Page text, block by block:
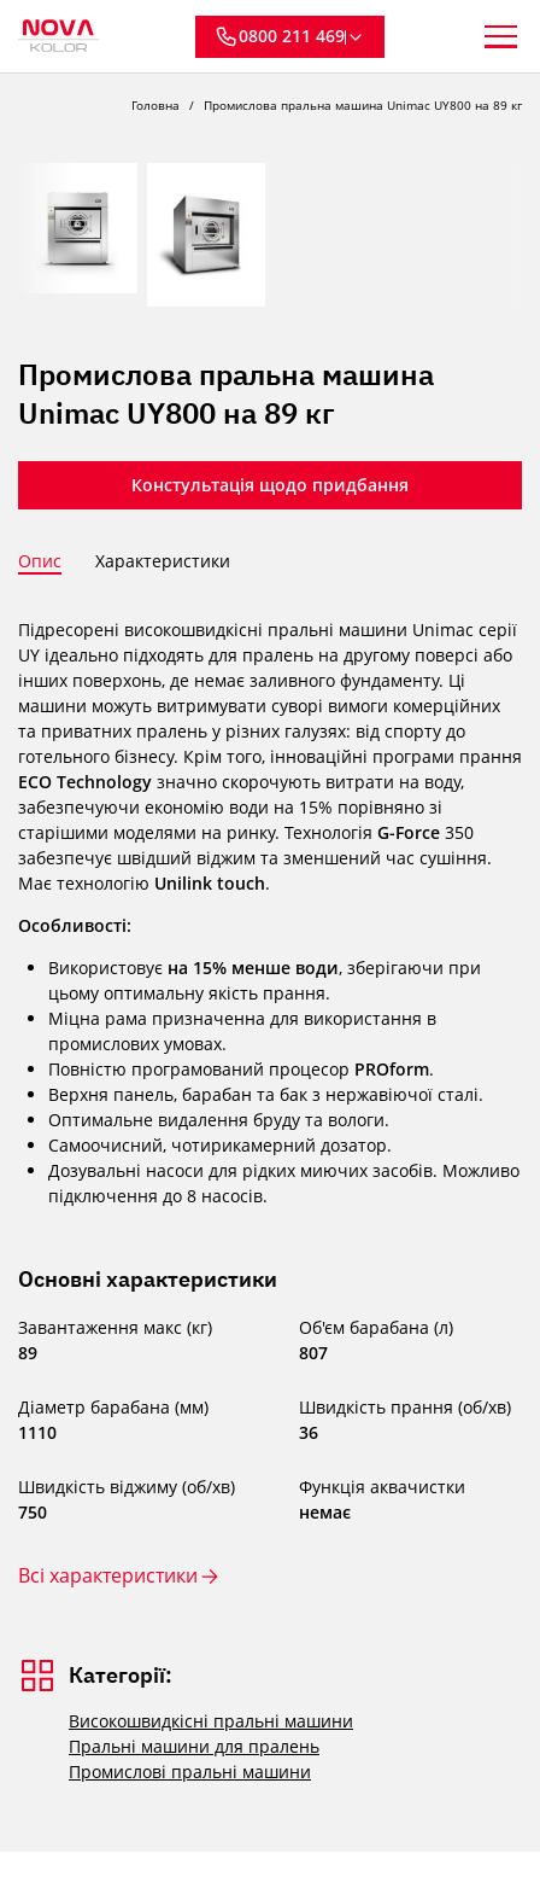
0800 211 469
Головна Промислова пральна машина Unimac UY800 на 89 кг
Промислова пральна машина
Unimac UY800 на 89 кг
Констультація щодо придбання
Опис Характеристики
Підресорені високошвидкісні пральні машини Unimac серії
UY ідеально підходять для пралень на другому поверсі або
інших поверхонь, де немає заливного фундаменту. Ці
машини можуть витримувати суворі вимоги комерційних
та приватних пралень у різних галузях: від спорту до
готельного бізнесу. Крім того, інноваційні програми прання
ECO Technology значно скорочують витрати на воду,
забезпечуючи економію води на 15% порівняно зі
старішими моделями на ринку. Технологія G-Force 350
забезпечує швідший віджим та зменшений час сушіння.
Має технологію Unilink touch.
Особливості:
Використовує на 15% менше води, зберігаючи при
цьому оптимальну якість прання.
Міцна рама призначенна для використання в
промислових умовах.
Повністю програмований процесор PROform.
Верхня панель, барабан та бак з нержавіючої сталі.
Оптимальне видалення бруду та вологи.
Самоочисний, чотирикамерний дозатор.
Дозувальні насоси для рідких миючих засобів. Можливо
підключення до 8 насосів.
Основні характеристики
Завантаження макс (кг)
89
Об'єм барабана (л)
807
Діаметр барабана (мм)
1110
Швидкість прання (об/хв)
36
Швидкість віджиму (об/хв)
750
Функція аквачистки
немає
Всі характеристики
Категорії:
Високошвидкісні пральні машини
Пральні машини для пралень
Промислові пральні машини